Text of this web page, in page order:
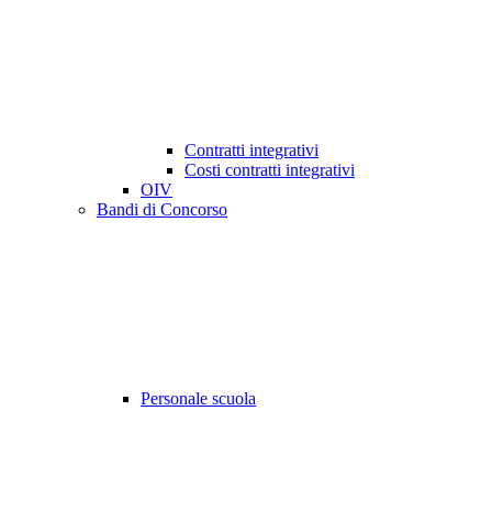
Contratti integrativi
Costi contratti integrativi
OIV
Bandi di Concorso
Personale scuola